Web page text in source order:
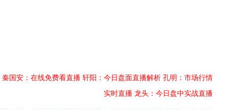
秦国安：在线免费看直播 轩阳：今日盘面直播解析 孔明：市场行情
实时直播 龙头：今日盘中实战直播